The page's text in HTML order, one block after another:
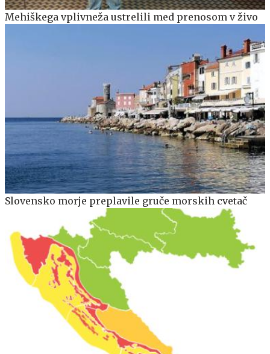
Mehiškega vplivneža ustrelili med prenosom v živo
Slovensko morje preplavile gruče morskih cvetač